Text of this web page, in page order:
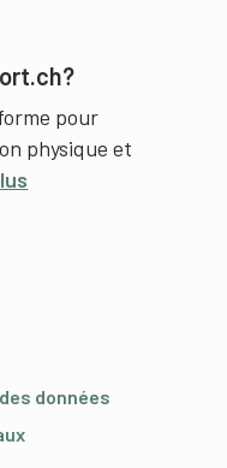
pour
physique et
données